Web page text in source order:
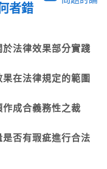
者錯
法律效果部分實踐
在法律規定的範圍
成合義務性之裁
否有瑕疵進行合法